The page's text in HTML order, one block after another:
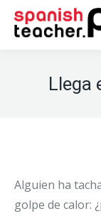
Llega
Alguien ha
golpe de calor: